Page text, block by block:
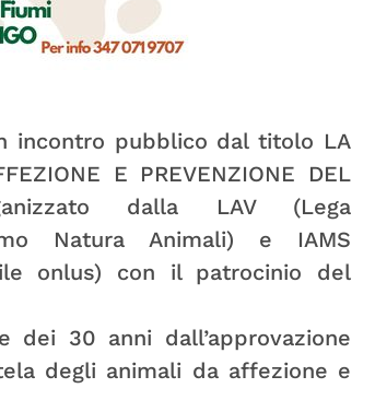
incontro pubblico dal titolo LA
E PREVENZIONE DEL
dalla LAV (Lega
Natura Animali) e IAMS
onlus) con il patrocinio del
30 anni dall’approvazione
degli animali da affezione e